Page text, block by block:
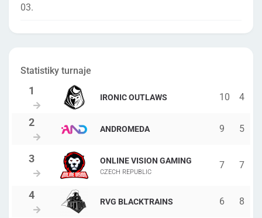
03.
Statistiky turnaje
IRONIC OUTLAWS 10 4
ANDROMEDA 9 5
ONLINE VISION GAMING
CZECH REPUBLIC
7 7
RVG BLACKTRAINS 6 8